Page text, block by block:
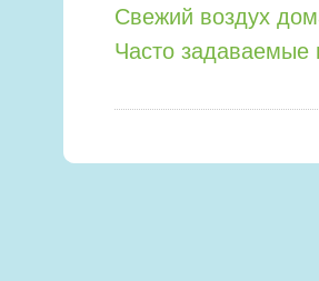
Свежий воздух
Часто задаваемые